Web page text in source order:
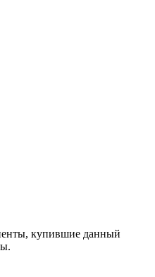
купившие данный